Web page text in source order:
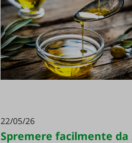
22/05/26
Spremere facilmente da